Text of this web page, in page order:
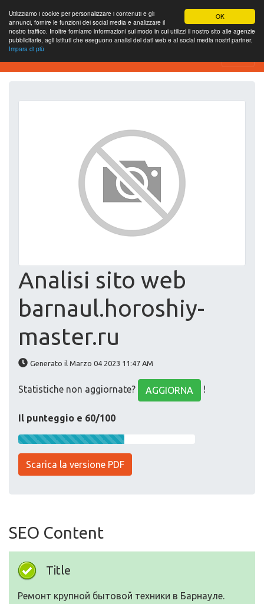
OK
Utilizziamo i cookie per personalizzare i contenuti e gli
annunci, fornire le funzioni dei social media e analizzare il
nostro traffico. Inoltre forniamo informazioni sul modo in cui utilizzi il nostro sito alle agenzie
pubblicitarie, agli istituti che eseguono analisi dei dati web e ai social media nostri partner.
Impara di più
SEO Analytics
Analisi sito web
barnaul.horoshiy-
master.ru
Generato il Marzo 04 2023 11:47 AM
Statistiche non aggiornate? AGGIORNA !
Il punteggio e 60/100
Scarica la versione PDF
SEO Content
Title
Ремонт крупной бытовой техники в Барнауле.